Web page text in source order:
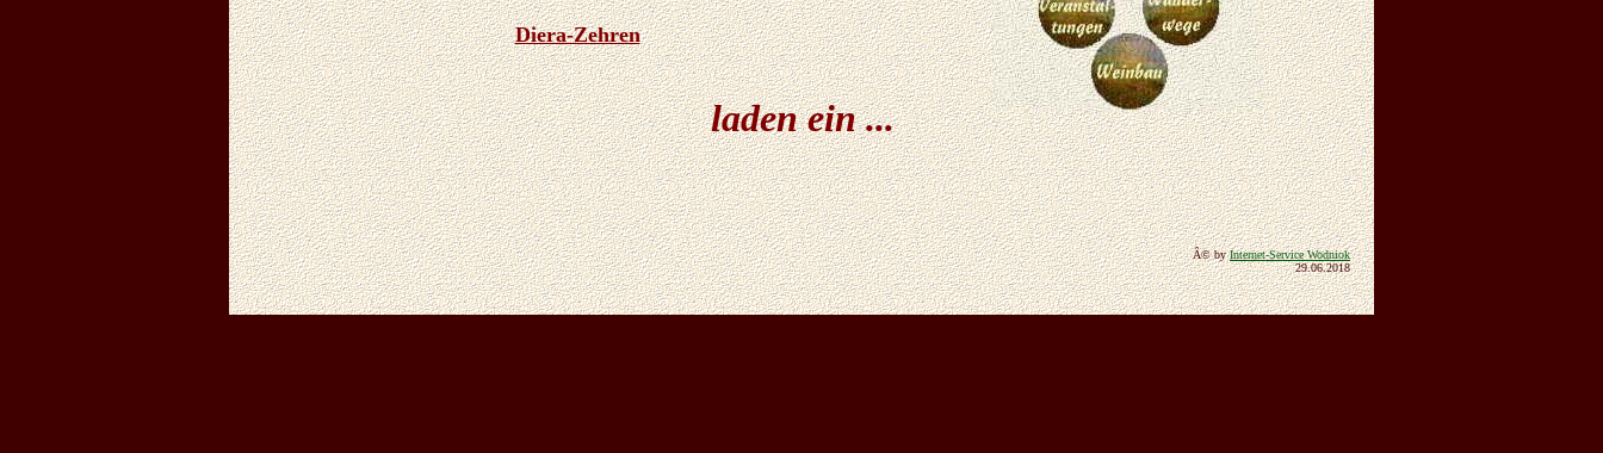
Diera-Zehren
laden ein ...
Â© byInternet-Service Wodniok
29.06.2018